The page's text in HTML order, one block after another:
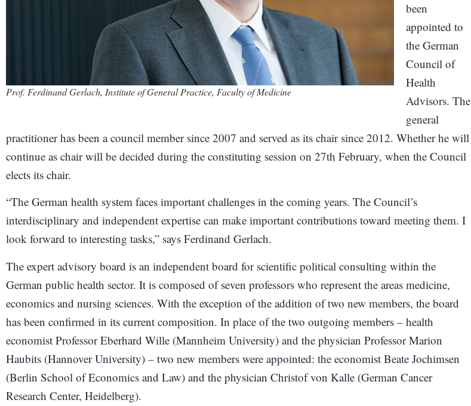
Prof. Ferdinand Gerlach, Institute of General Practice, Faculty of Medicine
been
appointed to
the German
Council of
Health
Advisors. The
general
practitioner has been a council member since 2007 and served as its chair since 2012. Whether he will
continue as chair will be decided during the constituting session on 27th February, when the Council
elects its chair.
“The German health system faces important challenges in the coming years. The Council’s
interdisciplinary and independent expertise can make important contributions toward meeting them. I
look forward to interesting tasks,” says Ferdinand Gerlach.
The expert advisory board is an independent board for scientific political consulting within the
German public health sector. It is composed of seven professors who represent the areas medicine,
economics and nursing sciences. With the exception of the addition of two new members, the board
has been confirmed in its current composition. In place of the two outgoing members – health
economist Professor Eberhard Wille (Mannheim University) and the physician Professor Marion
Haubits (Hannover University) – two new members were appointed: the economist Beate Jochimsen
(Berlin School of Economics and Law) and the physician Christof von Kalle (German Cancer
Research Center, Heidelberg).